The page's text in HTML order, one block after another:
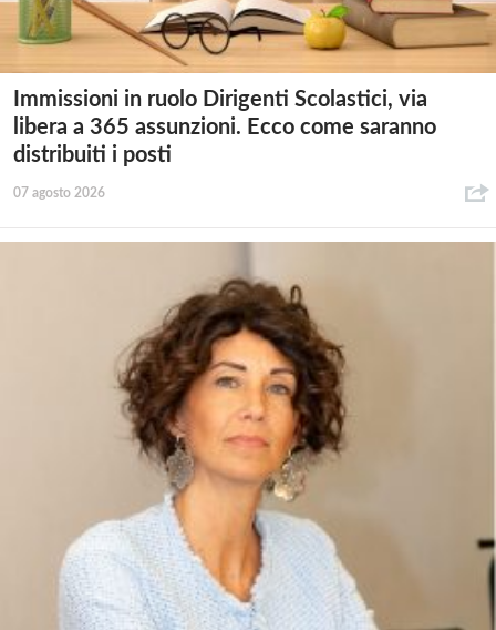
Immissioni in ruolo Dirigenti Scolastici, via
libera a 365 assunzioni. Ecco come saranno
distribuiti i posti
07 agosto 2026